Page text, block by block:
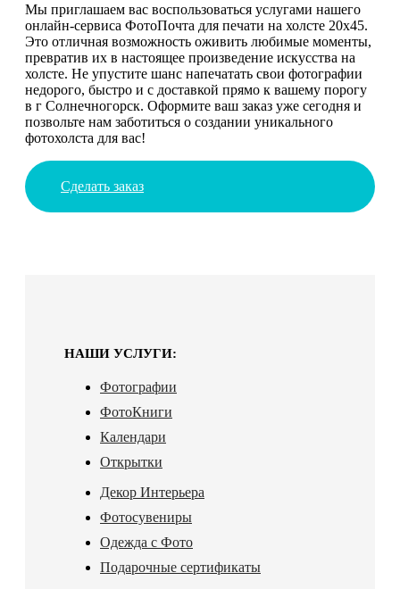
Мы приглашаем вас воспользоваться услугами нашего
онлайн-сервиса ФотоПочта для печати на холсте 20х45.
Это отличная возможность оживить любимые моменты,
превратив их в настоящее произведение искусства на
холсте. Не упустите шанс напечатать свои фотографии
недорого, быстро и с доставкой прямо к вашему порогу
в г Солнечногорск. Оформите ваш заказ уже сегодня и
позвольте нам заботиться о создании уникального
фотохолста для вас!
Сделать заказ
НАШИ УСЛУГИ:
Фотографии
ФотоКниги
Календари
Открытки
Декор Интерьера
Фотосувениры
Одежда с Фото
Подарочные сертификаты